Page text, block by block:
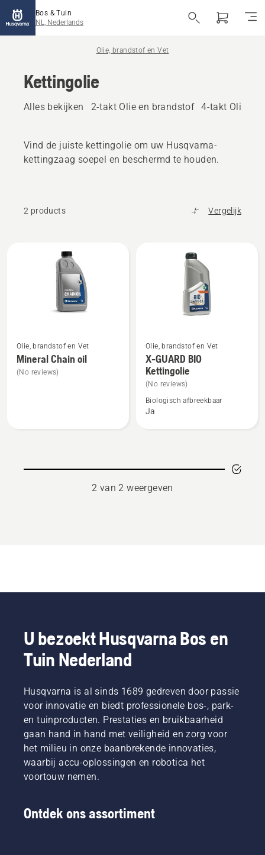
Bos & Tuin
NL, Nederlands
Olie, brandstof en Vet
Kettingolie
Alles bekijken 2-takt Olie en brandstof 4-takt Olie en
Vind de juiste kettingolie om uw Husqvarna-
kettingzaag soepel en beschermd te houden.
2 products Vergelijk
producten
Bekijk
meer
details
Olie, brandstof en Vet
Mineral Chain oil
(No reviews)
Bekijk
meer
details
over
GUARD
Olie, brandstof en Vet
X-GUARD BIO
Kettingolie
(No reviews)
Biologisch afbreekbaar
Ja
2 van 2 weergeven
U bezoekt Husqvarna Bos en
Tuin Nederland
Husqvarna is al sinds 1689 gedreven door passie
voor innovatie en biedt professionele bos-, park-
en tuinproducten. Prestaties en bruikbaarheid
gaan hand in hand met veiligheid en zorg voor
het milieu in onze baanbrekende innovaties,
waarbij accu-oplossingen en robotica het
voortouw nemen.
Ontdek ons assortiment